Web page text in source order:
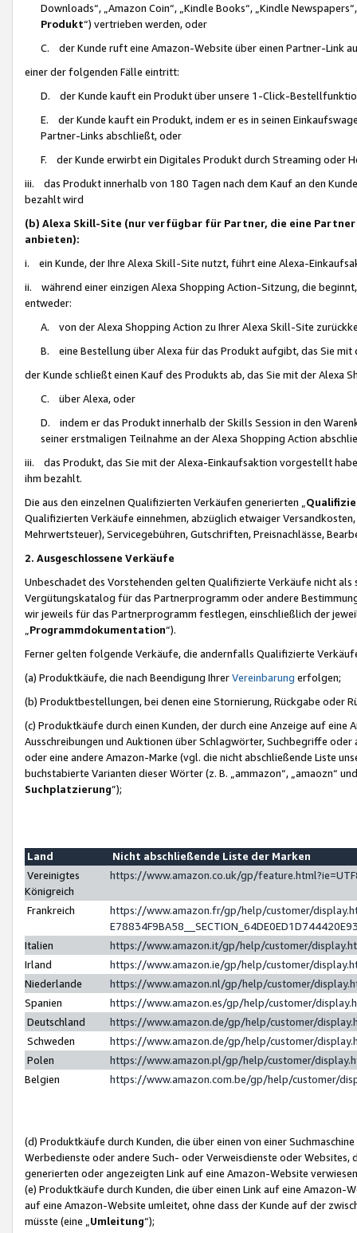
Downloads“, „Amazon Coin“, „Kindle Books“, „Kindle
Produkt“) vertrieben werden, oder
C. der Kunde ruft eine Amazon-Website über einen Partner-Link
einer der folgenden Fälle eintritt:
D. der Kunde kauft ein Produkt über unsere 1-Click-
E. der Kunde kauft ein Produkt, indem er es in seinen
Partner-Links abschließt, oder
F. der Kunde erwirbt ein Digitales Produkt durch Streaming oder
iii. das Produkt innerhalb von 180 Tagen nach dem Kauf an den
bezahlt wird
(b) Alexa Skill-Site (nur verfügbar für Partner, die eine
anbieten):
i. ein Kunde, der Ihre Alexa Skill-Site nutzt, führt eine Alexa-
ii. während einer einzigen Alexa Shopping Action-Sitzung, die
entweder:
A. von der Alexa Shopping Action zu Ihrer Alexa Skill-Site
B. eine Bestellung über Alexa für das Produkt aufgibt, das Sie mit
der Kunde schließt einen Kauf des Produkts ab, das Sie mit der Alexa
C. über Alexa, oder
D. indem er das Produkt innerhalb der Skills Session in den
seiner erstmaligen Teilnahme an der Alexa Shopping Action
iii. das Produkt, das Sie mit der Alexa-Einkaufsaktion vorgestellt
ihm bezahlt.
Die aus den einzelnen Qualifizierten Verkäufen generierten „
Qualifizierten Verkäufe einnehmen, abzüglich etwaiger
Mehrwertsteuer), Servicegebühren, Gutschriften, Preisnachlässe,
2. Ausgeschlossene Verkäufe
Unbeschadet des Vorstehenden gelten Qualifizierte Verkäufe nicht
Vergütungskatalog für das Partnerprogramm oder andere
wir jeweils für das Partnerprogramm festlegen, einschließlich der
Programmdokumentation“).
Ferner gelten folgende Verkäufe, die andernfalls Qualifizierte
(a) Produktkäufe, die nach Beendigung IhrerVereinbarung erfolgen;
(b) Produktbestellungen, bei denen eine Stornierung, Rückgabe oder
(c) Produktkäufe durch einen Kunden, der durch eine Anzeige auf
Ausschreibungen und Auktionen über Schlagwörter, Suchbegriffe
oder eine andere Amazon-Marke (vgl. die nicht abschließende Liste
buchstabierte Varianten dieser Wörter (z. B. „ammazon“, „amaozn“
Suchplatzierung”);
Land
Nicht abschließende Liste der Marken
Vereinigtes
Königreich
https://www.amazon.co.uk/gp/
Frankreich
https://www.amazon.fr/gp/help/customer/
Italien
https://www.amazon.it/gp/help/customer/
Irland
https://www.amazon.ie/gp/help/customer/
Niederlande
https://www.amazon.nl/gp/help/customer/
Spanien
https://www.amazon.es/gp/help/customer/
Deutschland
https://www.amazon.de/gp/help/customer/
Schweden
https://www.amazon.de/gp/help/customer/
Polen
https://www.amazon.pl/gp/help/customer/
Belgien
https://www.amazon.com.be/gp/help/customer/
(d) Produktkäufe durch Kunden, die über einen von einer
Werbedienste oder andere Such- oder Verweisdienste oder Websites,
generierten oder angezeigten Link auf eine Amazon-Website
(e) Produktkäufe durch Kunden, die über einen Link auf eine
auf eine Amazon-Website umleitet, ohne dass der Kunde auf der
müsste (eine „ Umleitung“);